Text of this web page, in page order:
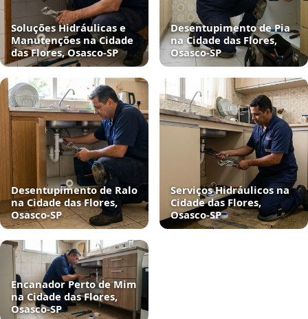
Soluções Hidráulicas e
Manutenções na Cidade
das Flores, Osasco‑SP
Desentupimento de Pia
na Cidade das Flores,
Osasco‑SP
Desentupimento de Ralo
na Cidade das Flores,
Osasco‑SP
Serviços Hidráulicos na
Cidade das Flores,
Osasco‑SP
Encanador Perto de Mim
na Cidade das Flores,
Osasco‑SP